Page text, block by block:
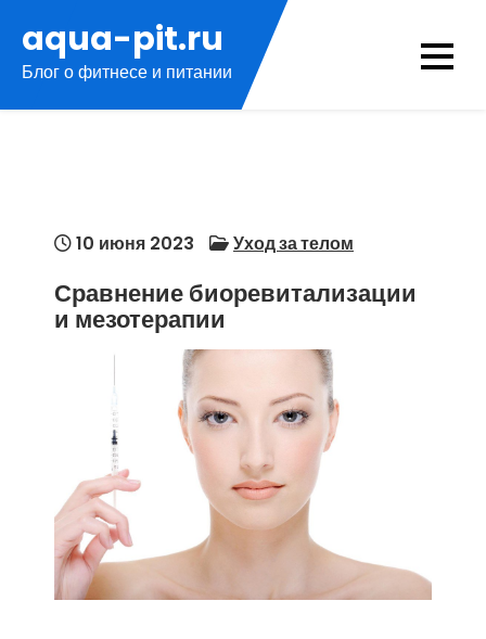
содержимому
aqua-pit.ru
Блог о фитнесе и питании
10 июня 2023 Уход за телом
Сравнение биоревитализации
и мезотерапии